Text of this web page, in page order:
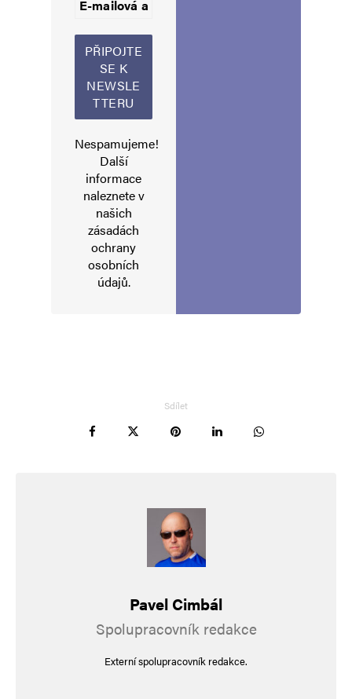
Alternative:
Nespamujeme!
Další
informace
naleznete v
našich
zásadách
ochrany
osobních
údajů.
Sdílet
Pavel Cimbál
Spolupracovník redakce
Externí spolupracovník redakce.